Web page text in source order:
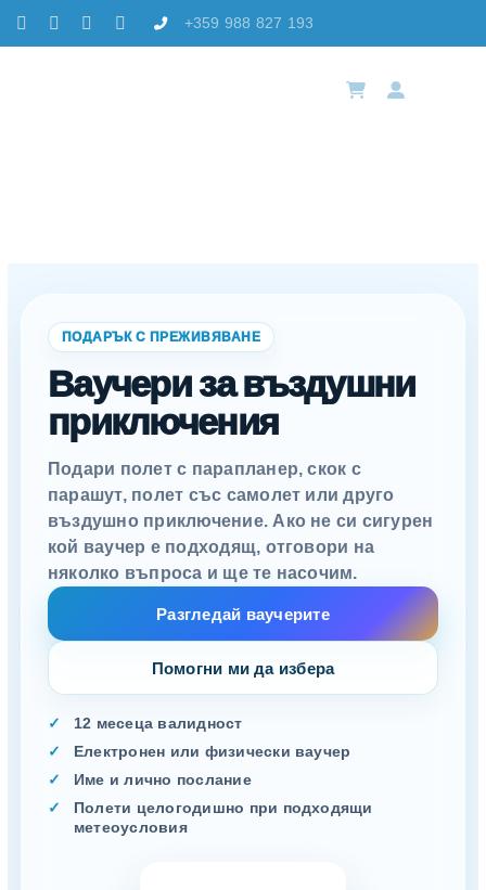
Skip
to
+359 988 827 193
ПОДАРЪК С ПРЕЖИВЯВАНЕ
Ваучери за въздушни
приключения
Подари полет с парапланер, скок с
парашут, полет със самолет или друго
въздушно приключение. Ако не си сигурен
кой ваучер е подходящ, отговори на
няколко въпроса и ще те насочим.
Разгледай ваучерите
Помогни ми да избера
12 месеца валидност
Електронен или физически ваучер
Име и лично послание
Полети целогодишно при подходящи
метеоусловия